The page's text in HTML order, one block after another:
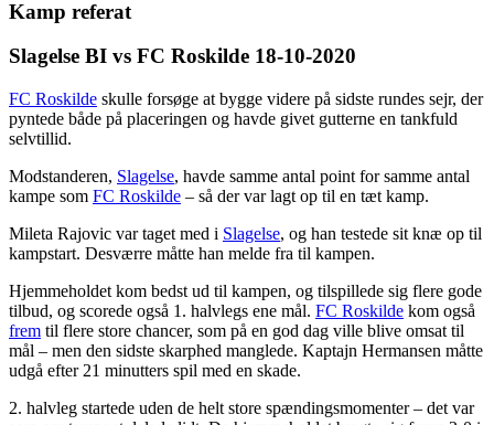
Kamp referat
Slagelse BI vs FC Roskilde 18-10-2020
FC Roskilde skulle forsøge at bygge videre på sidste rundes sejr, der
pyntede både på placeringen og havde givet gutterne en tankfuld
selvtillid.
Modstanderen, Slagelse, havde samme antal point for samme antal
kampe som FC Roskilde – så der var lagt op til en tæt kamp.
Mileta Rajovic var taget med i Slagelse, og han testede sit knæ op til
kampstart. Desværre måtte han melde fra til kampen.
Hjemmeholdet kom bedst ud til kampen, og tilspillede sig flere gode
tilbud, og scorede også 1. halvlegs ene mål. FC Roskilde kom også
frem til flere store chancer, som på en god dag ville blive omsat til
mål – men den sidste skarphed manglede. Kaptajn Hermansen måtte
udgå efter 21 minutters spil med en skade.
2. halvleg startede uden de helt store spændingsmomenter – det var